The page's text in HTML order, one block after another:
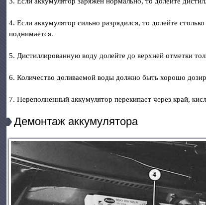
4. Если аккумулятор сильно разрядился, то долейте
поднимается.
5. Дистиллированную воду долейте до верхней отметки
6. Количество доливаемой воды должно быть хорошо
7. Переполненный аккумулятор перекипает через край,
Демонтаж аккумулятора